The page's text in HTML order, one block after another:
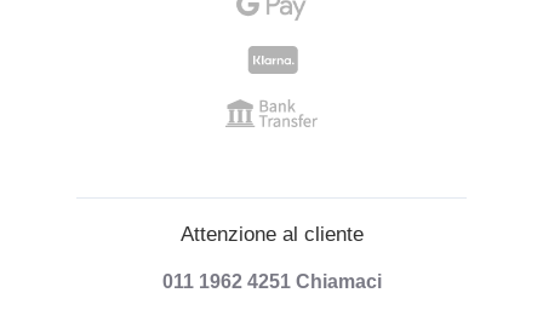
Attenzione al cliente
011 1962 4251 Chiamaci